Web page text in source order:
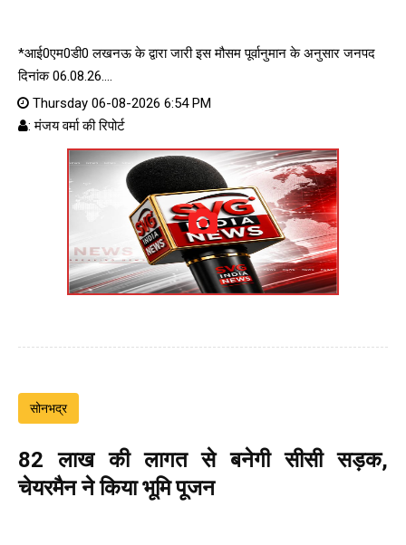
*आई0एम0डी0 लखनऊ के द्वारा जारी इस मौसम पूर्वानुमान के अनुसार जनपद
दिनांक 06.08.26....
Thursday 06-08-2026 6:54 PM
: मंजय वर्मा की रिपोर्ट
सोनभद्र
82 लाख की लागत से बनेगी सीसी सड़क,
चेयरमैन ने किया भूमि पूजन